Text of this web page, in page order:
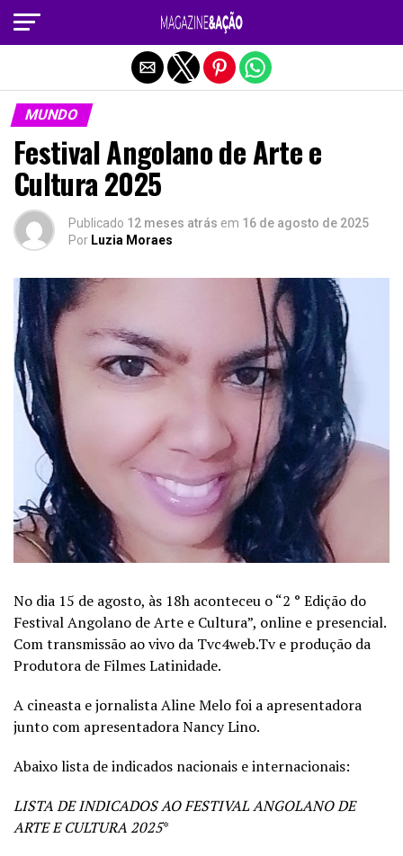
MUNDO
Festival Angolano de Arte e
Cultura 2025
Publicado 12 meses atrás em 16 de agosto de 2025
Por Luzia Moraes
No dia 15 de agosto, às 18h aconteceu o “2 ° Edição do
Festival Angolano de Arte e Cultura”, online e presencial.
Com transmissão ao vivo da Tvc4web.Tv e produção da
Produtora de Filmes Latinidade.
A cineasta e jornalista Aline Melo foi a apresentadora
junto com apresentadora Nancy Lino.
Abaixo lista de indicados nacionais e internacionais:
LISTA DE INDICADOS AO FESTIVAL ANGOLANO DE
ARTE E CULTURA 2025*
Sair da versão mobile